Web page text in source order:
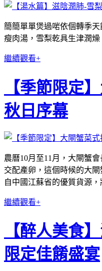
簡簡單單煲過啱依個轉季天
瘦肉湯，雪梨乾具生津潤
繼續觀看+
【季節限定
秋日序幕
農曆10月至11月，大閘蟹
交配產卵，這個時候的大
自中國江蘇省的優質貨源
繼續觀看+
【醉人美食
限定佳餚盛宴